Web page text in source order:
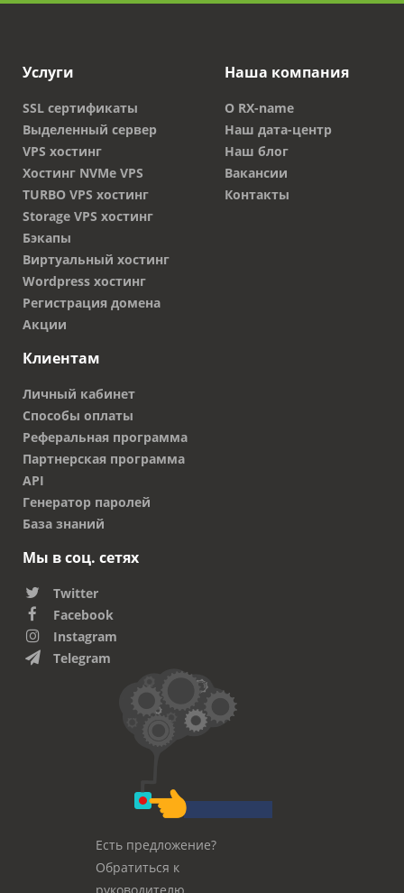
Услуги
SSL сертификаты
Выделенный сервер
VPS хостинг
Хостинг NVMe VPS
TURBO VPS хостинг
Storage VPS хостинг
Бэкапы
Виртуальный хостинг
Wordpress хостинг
Регистрация домена
Акции
Наша компания
О RX-name
Наш дата-центр
Наш блог
Вакансии
Контакты
Клиентам
Личный кабинет
Способы оплаты
Реферальная программа
Партнерская программа
API
Генератор паролей
База знаний
Мы в соц. сетях
Twitter
Facebook
Instagram
Telegram
Есть предложение?
Обратиться к